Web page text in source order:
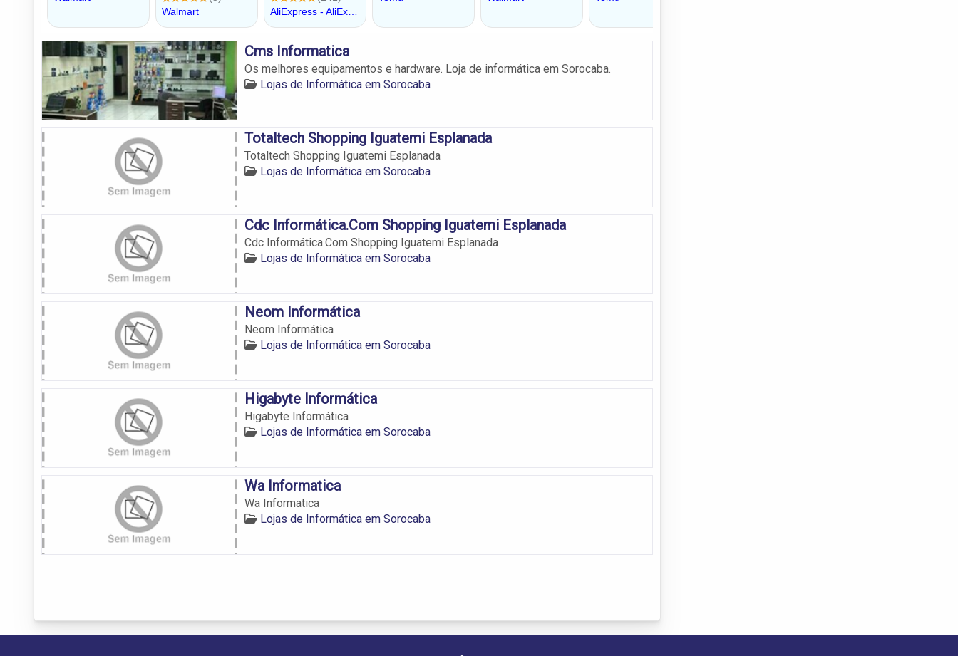
Cms Informatica
Os melhores equipamentos e hardware. Loja de informática em Sorocaba.
Lojas de Informática em Sorocaba
Totaltech Shopping Iguatemi Esplanada
Totaltech Shopping Iguatemi Esplanada
Lojas de Informática em Sorocaba
Cdc Informática.Com Shopping Iguatemi Esplanada
Cdc Informática.Com Shopping Iguatemi Esplanada
Lojas de Informática em Sorocaba
Neom Informática
Neom Informática
Lojas de Informática em Sorocaba
Higabyte Informática
Higabyte Informática
Lojas de Informática em Sorocaba
Wa Informatica
Wa Informatica
Lojas de Informática em Sorocaba